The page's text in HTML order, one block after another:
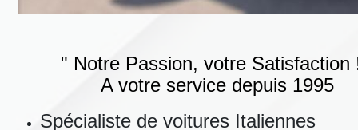
" Notre Passion, votre Satisfaction
A votre service depuis 1995
Spécialiste de voitures Italiennes